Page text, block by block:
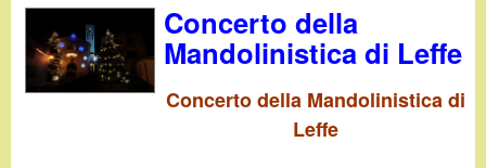
Concerto della
Mandolinistica di Leffe
Concerto della Mandolinistica di
Leffe